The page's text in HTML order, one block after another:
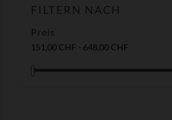
FILTERN NACH
Preis
151,00 CHF - 648,00 CHF